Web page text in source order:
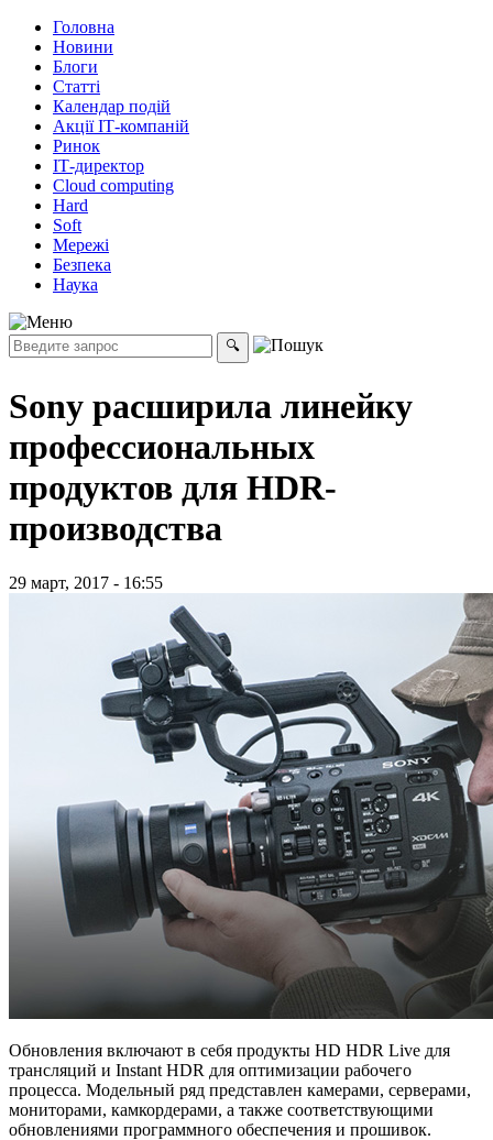
Головна
Новини
Блоги
Статті
Календар подій
Акції ІТ-компаній
Ринок
ІТ-директор
Cloud computing
Hard
Soft
Мережі
Безпека
Наука
Sony расширила линейку
профессиональных
продуктов для HDR-
производства
29 март, 2017 - 16:55
Обновления включают в себя продукты HD HDR Live для
трансляций и Instant HDR для оптимизации рабочего
процесса. Модельный ряд представлен камерами, серверами,
мониторами, камкордерами, а также соответствующими
обновлениями программного обеспечения и прошивок.